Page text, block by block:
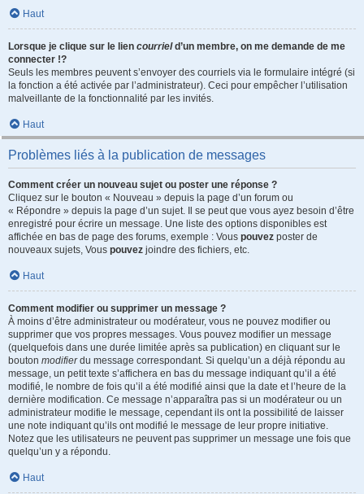
Haut
Lorsque je clique sur le lien courrield’un membre, on me demande de me
connecter !?
Seuls les membres peuvent s’envoyer des courriels via le formulaire intégré (si
la fonction a été activée par l’administrateur). Ceci pour empêcher l’utilisation
malveillante de la fonctionnalité par les invités.
Haut
Problèmes liés à la publication de messages
Comment créer un nouveau sujet ou poster une réponse ?
Cliquez sur le bouton « Nouveau » depuis la page d’un forum ou
« Répondre » depuis la page d’un sujet. Il se peut que vous ayez besoin d’être
enregistré pour écrire un message. Une liste des options disponibles est
affichée en bas de page des forums, exemple : Vous pouvez poster de
nouveaux sujets, Vous pouvez joindre des fichiers, etc.
Haut
Comment modifier ou supprimer un message ?
À moins d’être administrateur ou modérateur, vous ne pouvez modifier ou
supprimer que vos propres messages. Vous pouvez modifier un message
(quelquefois dans une durée limitée après sa publication) en cliquant sur le
bouton modifierdu message correspondant. Si quelqu’un a déjà répondu au
message, un petit texte s’affichera en bas du message indiquant qu’il a été
modifié, le nombre de fois qu’il a été modifié ainsi que la date et l’heure de la
dernière modification. Ce message n’apparaîtra pas si un modérateur ou un
administrateur modifie le message, cependant ils ont la possibilité de laisser
une note indiquant qu’ils ont modifié le message de leur propre initiative.
Notez que les utilisateurs ne peuvent pas supprimer un message une fois que
quelqu’un y a répondu.
Haut